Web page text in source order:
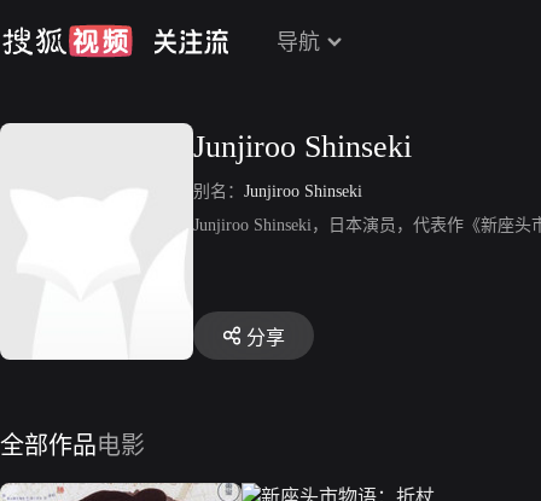
导航
Junjiroo Shinseki
别名： Junjiroo Shinseki
Junjiroo Shinseki，日本演员，代表作《新座头
分享
全部作品电影